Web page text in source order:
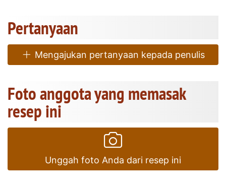
Pertanyaan
Mengajukan pertanyaan kepada penulis
Foto anggota yang memasak
resep ini
Unggah foto Anda dari resep ini